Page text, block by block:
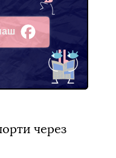
через